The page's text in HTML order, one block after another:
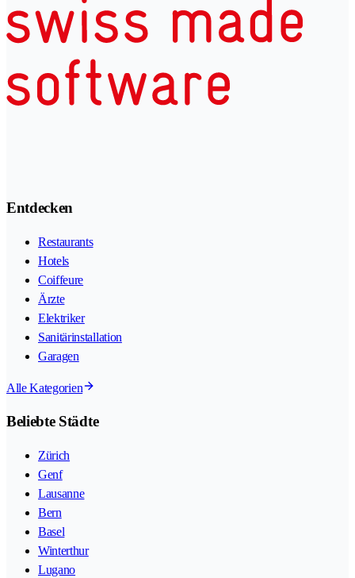
Entdecken
Restaurants
Hotels
Coiffeure
Ärzte
Elektriker
Sanitärinstallation
Garagen
Alle Kategorien
Beliebte Städte
Zürich
Genf
Lausanne
Bern
Basel
Winterthur
Lugano